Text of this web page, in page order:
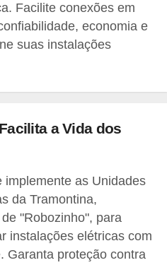
Facilite conexões em
economia e
suas instalações
a Vida dos
implemente as Unidades
da Tramontina,
"Robozinho", para
instalações elétricas com
Garanta proteção contra